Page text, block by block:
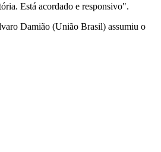
Está acordado e responsivo".
Damião (União Brasil) assumiu o